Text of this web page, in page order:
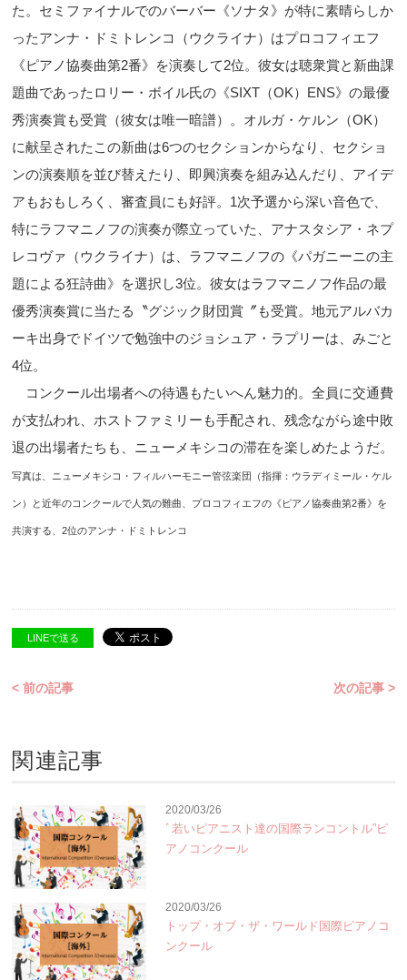
た。セミファイナルでのバーバー《ソナタ》が特に素晴らしか
ったアンナ・ドミトレンコ（ウクライナ）はプロコフィエフ
《ピアノ協奏曲第2番》を演奏して2位。彼女は聴衆賞と新曲課
題曲であったロリー・ボイル氏の《SIXT（OK）ENS》の最優
秀演奏賞も受賞（彼女は唯一暗譜）。オルガ・ケルン（OK）
に献呈されたこの新曲は6つのセクションからなり、セクショ
ンの演奏順を並び替えたり、即興演奏を組み込んだり、アイデ
アもおもしろく、審査員にも好評。1次予選から深い音色で、
特にラフマニノフの演奏が際立っていた、アナスタシア・ネプ
レコヴァ（ウクライナ）は、ラフマニノフの《パガニーニの主
題による狂詩曲》を選択し3位。彼女はラフマニノフ作品の最
優秀演奏賞に当たる〝グジック財団賞〞も受賞。地元アルバカ
ーキ出身でドイツで勉強中のジョシュア・ラプリーは、みごと
4位。
コンクール出場者への待遇もたいへん魅力的。全員に交通費
が支払われ、ホストファミリーも手配され、残念ながら途中敗
退の出場者たちも、ニューメキシコの滞在を楽しめたようだ。
写真は、ニューメキシコ・フィルハーモニー管弦楽団（指揮：ウラディミール・ケル
ン）と近年のコンクールで人気の難曲、プロコフィエフの《ピアノ協奏曲第2番》を
共演する、2位のアンナ・ドミトレンコ
LINEで送る
< 前の記事 次の記事 >
関連記事
2020/03/26
ﾞ若いピアニスト達の国際ランコントル”ピ
アノコンクール
2020/03/26
トップ・オブ・ザ・ワールド国際ピアノコ
ンクール